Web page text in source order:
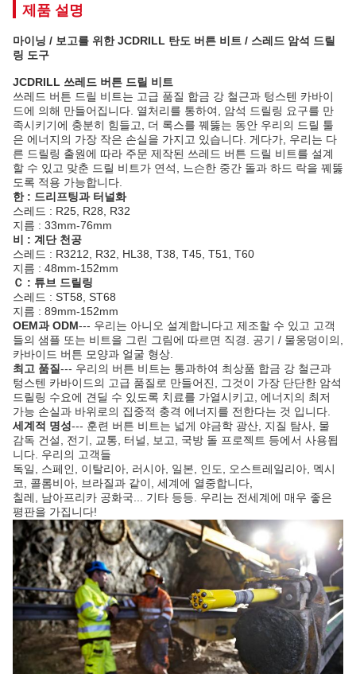
제품 설명
마이닝 / 보고를 위한 JCDRILL 탄도 버튼 비트 / 스레드 암석 드릴
링 도구
JCDRILL 쓰레드 버튼 드릴 비트
쓰레드 버튼 드릴 비트는 고급 품질 합금 강 철근과 텅스텐 카바이
드에 의해 만들어집니다. 열처리를 통하여, 암석 드릴링 요구를 만
족시키기에 충분히 힘들고, 더 록스를 꿰뚫는 동안 우리의 드릴 툴
은 에너지의 가장 작은 손실을 가지고 있습니다. 게다가, 우리는 다
른 드릴링 출원에 따라 주문 제작된 쓰레드 버튼 드릴 비트를 설계
할 수 있고 맞춘 드릴 비트가 연석, 느슨한 중간 돌과 하드 락을 꿰뚫
도록 적용 가능합니다.
한 : 드리프팅과 터널화
스레드 : R25, R28, R32
지름 : 33mm-76mm
비 : 계단 천공
스레드 : R3212, R32, HL38, T38, T45, T51, T60
지름 : 48mm-152mm
Ｃ : 튜브 드릴링
스레드 : ST58, ST68
지름 : 89mm-152mm
OEM과 ODM--- 우리는 아니오 설계합니다고 제조할 수 있고 고객
들의 샘플 또는 비트을 그린 그림에 따르면 직경. 공기 / 물웅덩이의,
카바이드 버튼 모양과 얼굴 형상.
최고 품질--- 우리의 버튼 비트는 통과하여 최상품 합금 강 철근과
텅스텐 카바이드의 고급 품질로 만들어진, 그것이 가장 단단한 암석
드릴링 수요에 견딜 수 있도록 치료를 가열시키고, 에너지의 최저
가능 손실과 바위로의 집중적 충격 에너지를 전한다는 것 입니다.
세계적 명성--- 훈련 버튼 비트는 넓게 야금학 광산, 지질 탐사, 물
감독 건설, 전기, 교통, 터널, 보고, 국방 돌 프로젝트 등에서 사용됩
니다. 우리의 고객들
독일, 스페인, 이탈리아, 러시아, 일본, 인도, 오스트레일리아, 멕시
코, 콜롬비아, 브라질과 같이, 세계에 열중합니다,
칠레, 남아프리카 공화국... 기타 등등. 우리는 전세계에 매우 좋은
평판을 가집니다!